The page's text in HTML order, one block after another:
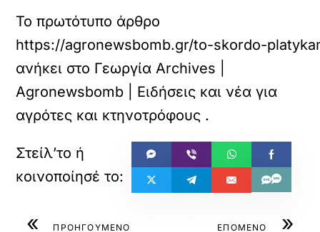
Το πρωτότυπο άρθρο
https://agronewsbomb.gr/to-skordo-
ανήκει στο Γεωργία Archives |
Agronewsbomb | Ειδήσεις και νέα για
αγρότες και κτηνοτρόφους .
« ΠΡΟΗΓΟΥΜΕΝΟ »
ΕΠΟΜΕΝΟ